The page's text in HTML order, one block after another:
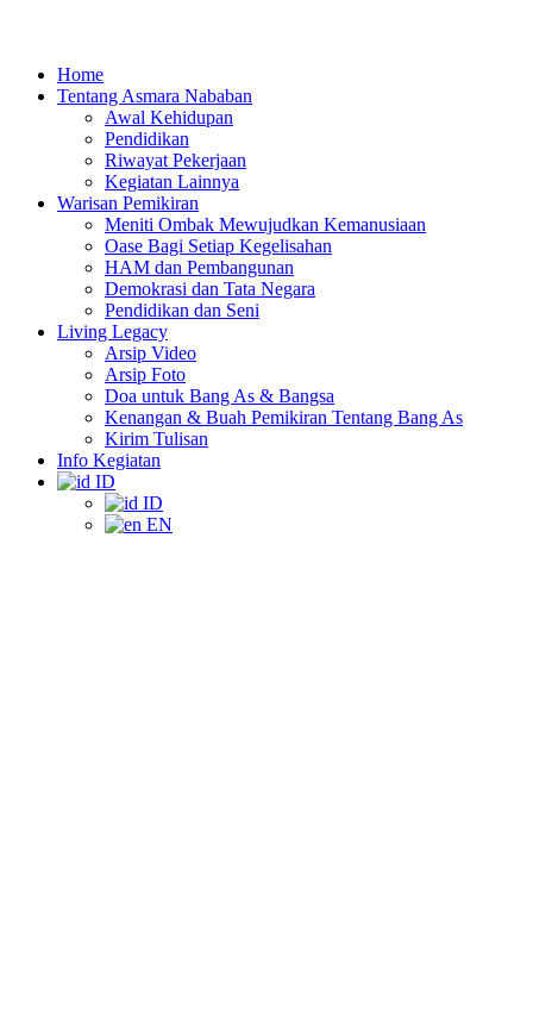
Home
Tentang Asmara Nababan
Awal Kehidupan
Pendidikan
Riwayat Pekerjaan
Kegiatan Lainnya
Warisan Pemikiran
Meniti Ombak Mewujudkan Kemanusiaan
Oase Bagi Setiap Kegelisahan
HAM dan Pembangunan
Demokrasi dan Tata Negara
Pendidikan dan Seni
Living Legacy
Arsip Video
Arsip Foto
Doa untuk Bang As & Bangsa
Kenangan & Buah Pemikiran Tentang Bang As
Kirim Tulisan
Info Kegiatan
ID
ID
EN